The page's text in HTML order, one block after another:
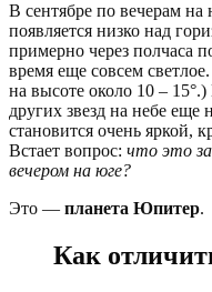
В сентябре по вечерам на
появляется низко над
примерно через полчаса
время еще совсем
на высоте около 10 –
других звезд на небе еще
становится очень яркой,
Встает вопрос: что это за
вечером на юге?
Это — планета Юпитер.
Как